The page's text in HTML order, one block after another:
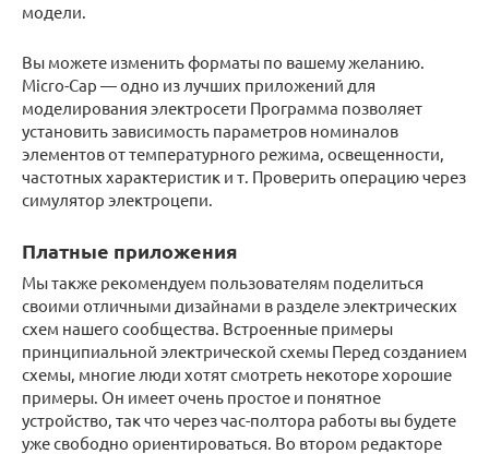
модели.
Вы можете изменить форматы по вашему желанию.
Micro-Cap — одно из лучших приложений для
моделирования электросети Программа позволяет
установить зависимость параметров номиналов
элементов от температурного режима, освещенности,
частотных характеристик и т. Проверить операцию через
симулятор электроцепи.
Платные приложения
Мы также рекомендуем пользователям поделиться
своими отличными дизайнами в разделе электрических
схем нашего сообщества. Встроенные примеры
принципиальной электрической схемы Перед созданием
схемы, многие люди хотят смотреть некоторе хорошие
примеры. Он имеет очень простое и понятное
устройство, так что через час-полтора работы вы будете
уже свободно ориентироваться. Во втором редакторе